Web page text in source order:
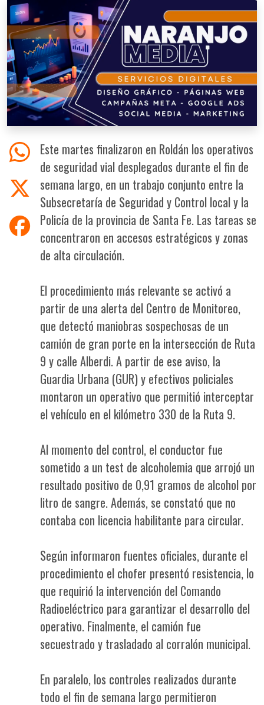
Este martes finalizaron en Roldán los operativos
de seguridad vial desplegados durante el fin de
semana largo, en un trabajo conjunto entre la
Subsecretaría de Seguridad y Control local y la
Policía de la provincia de Santa Fe. Las tareas se
concentraron en accesos estratégicos y zonas
de alta circulación.
El procedimiento más relevante se activó a
partir de una alerta del Centro de Monitoreo,
que detectó maniobras sospechosas de un
camión de gran porte en la intersección de Ruta
9 y calle Alberdi. A partir de ese aviso, la
Guardia Urbana (GUR) y efectivos policiales
montaron un operativo que permitió interceptar
el vehículo en el kilómetro 330 de la Ruta 9.
Al momento del control, el conductor fue
sometido a un test de alcoholemia que arrojó un
resultado positivo de 0,91 gramos de alcohol por
litro de sangre. Además, se constató que no
contaba con licencia habilitante para circular.
Según informaron fuentes oficiales, durante el
procedimiento el chofer presentó resistencia, lo
que requirió la intervención del Comando
Radioeléctrico para garantizar el desarrollo del
operativo. Finalmente, el camión fue
secuestrado y trasladado al corralón municipal.
En paralelo, los controles realizados durante
todo el fin de semana largo permitieron